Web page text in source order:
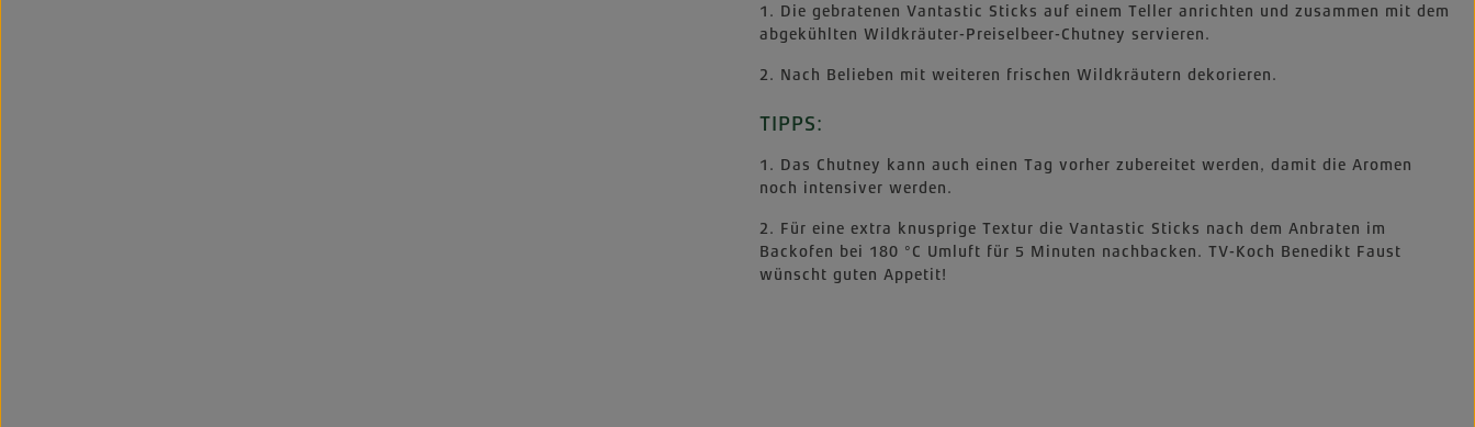
1. Die gebratenen Vantastic Sticks auf einem Teller anrichten und zusammen mit dem
abgekühlten Wildkräuter-Preiselbeer-Chutney servieren.
2. Nach Belieben mit weiteren frischen Wildkräutern dekorieren.
TIPPS:
1. Das Chutney kann auch einen Tag vorher zubereitet werden, damit die Aromen
noch intensiver werden.
2. Für eine extra knusprige Textur die Vantastic Sticks nach dem Anbraten im
Backofen bei 180 °C Umluft für 5 Minuten nachbacken. TV-Koch Benedikt Faust
wünscht guten Appetit!